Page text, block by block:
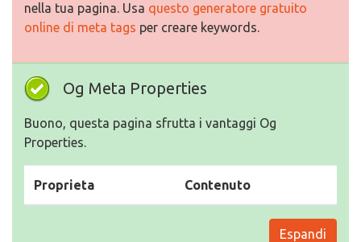
nella tua pagina. Usa questo generatore gratuito
online di meta tags per creare keywords.
Og Meta Properties
Buono, questa pagina sfrutta i vantaggi Og
Properties.
Proprieta Contenuto
Espandi